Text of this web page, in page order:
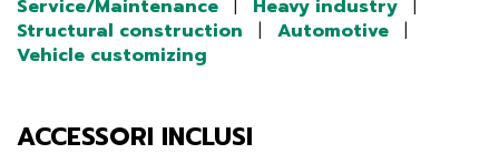
Service/Maintenance | Heavy industry |
Structural construction
| Automotive |
Vehicle customizing
ACCESSORI INCLUSI